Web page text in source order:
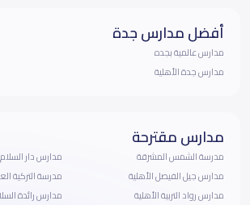
أفضل مدارس جدة
مدارس عالمية بجده
مدارس جدة الأهلية
مدارس مقترحة
مدرسة الشمس المشرقة
مدارس جيل الفيصل الأهلية
مدارس رواد التربية الأهلية
مدارس دار
مدرسة التركية
مدارس رائدة